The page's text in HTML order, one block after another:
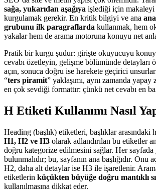
sağa, yukarıdan aşağıya işlediği için makaleyi
kurgulamak gerekir. En kritik bilgiyi ve ana
grubunu ilk paragraflarda kullanmak, hem
yakalar hem de arama motoruna konuyu net
Pratik bir kurgu şudur: girişte okuyucuyu
cevabı özetleyin, gelişme bölümünde detayları
açın, sonuca doğru ise harekete geçirici
“ters piramit” yaklaşımı, aynı zamanda
en çok sevdiği formattır: çünkü net cevabı en
H Etiketi Kullanımı Nasıl
Heading (başlık) etiketleri, başlıklar arasındaki
H1, H2 ve H3 olarak adlandırılan bu etiketler
doğru kategorize edilmesini sağlar. Her sayfada
bulunmalıdır; bu, sayfanın ana başlığıdır. Onu
H2, daha alt detaylar ise H3 ile işaretlenir.
etiketlerin küçükten büyüğe doğru mantıklı
kullanılmasına dikkat eder.